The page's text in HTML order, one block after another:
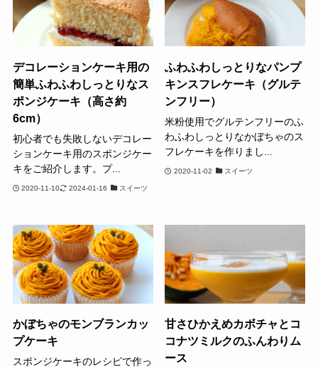
デコレーションケーキ用の
簡単ふわふわしっとりなス
ポンジケーキ（高さ約
6cm）
初心者でも失敗しないデコレー
ションケーキ用のスポンジケー
キをご紹介します。プ...
2020-11-10 2024-01-16 スイーツ
ふわふわしっとりなパンプ
キンスフレケーキ（グルテ
ンフリー）
米粉使用でグルテンフリーのふ
わふわしっとりなかぼちゃのス
フレケーキを作りまし...
2020-11-02 スイーツ
かぼちゃのモンブランカッ
プケーキ
スポンジケーキのレシピで作っ
甘さひかえめカボチャとコ
コナツミルクのふんわりム
ース